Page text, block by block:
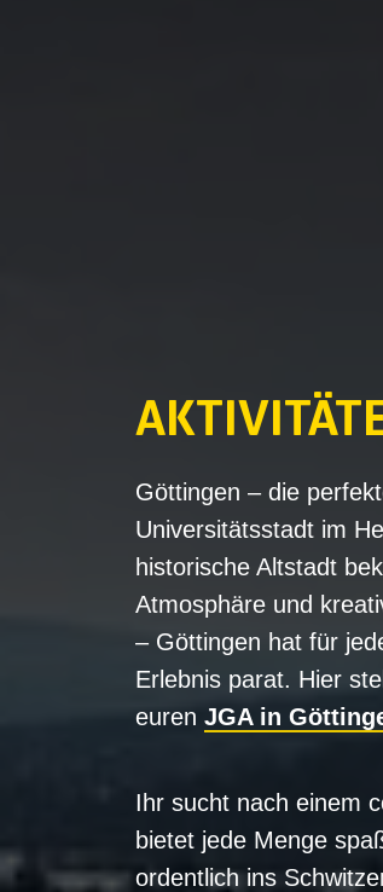
Göttingen – die
Universitätsstadt im
historische Altstadt
Atmosphäre und
– Göttingen hat für
Erlebnis parat. Hier
euren JGA in
Ihr sucht nach einem
bietet jede Menge
ordentlich ins